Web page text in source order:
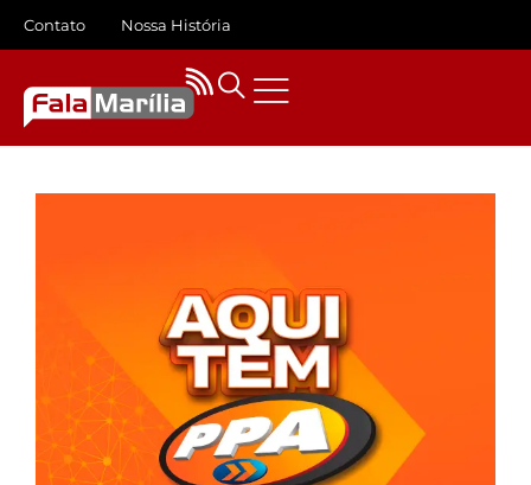
Contato Nossa História